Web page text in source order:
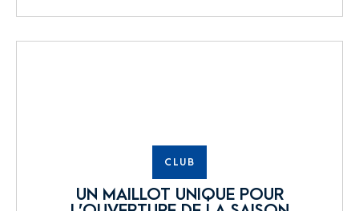
CLUB
UN MAILLOT UNIQUE POUR